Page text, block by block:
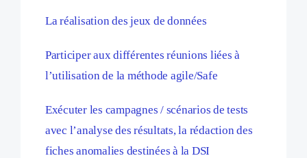
La réalisation des jeux de données
Participer aux différentes réunions liées à
l’utilisation de la méthode agile/Safe
Exécuter les campagnes / scénarios de tests
avec l’analyse des résultats, la rédaction des
fiches anomalies destinées à la DSI